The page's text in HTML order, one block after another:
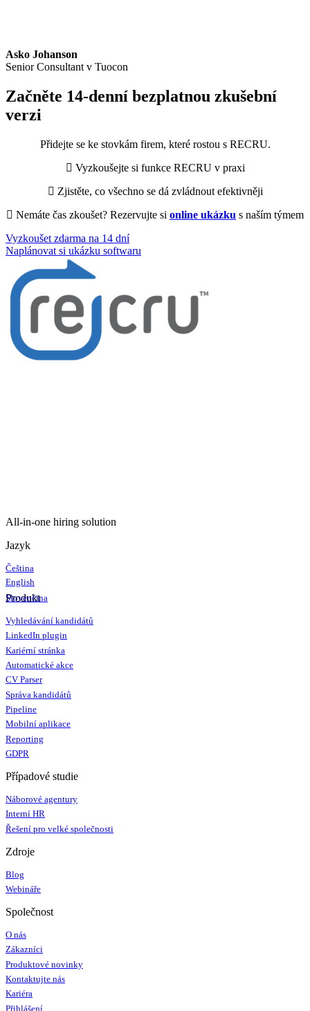
Asko Johanson
Senior Consultant v Tuocon
Začněte 14-denní bezplatnou zkušební
verzi
Přidejte se ke stovkám firem, které rostou s RECRU.
Vyzkoušejte si funkce RECRU v praxi
Zjistěte, co všechno se dá zvládnout efektivněji
Nemáte čas zkoušet? Rezervujte si online ukázku s naším týmem
Vyzkoušet zdarma na 14 dní
Naplánovat si ukázku softwaru
All-in-one hiring solution
Jazyk
Čeština
English
Slovenčina
Produkt
Vyhledávání kandidátů
LinkedIn plugin
Kariérní stránka
Automatické akce
CV Parser
Správa kandidátů
Pipeline
Mobilní aplikace
Reporting
GDPR
Případové studie
Náborové agentury
Interní HR
Řešení pro velké společnosti
Zdroje
Blog
Webináře
Společnost
O nás
Zákazníci
Produktové novinky
Kontaktujte nás
Kariéra
Přihlášení